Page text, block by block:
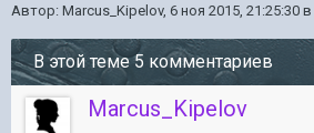
Автор: Marcus_Kipelov, 6 ноя 2015, 21:25:30 в
В этой теме 5 комментариев
Marcus_Kipelov